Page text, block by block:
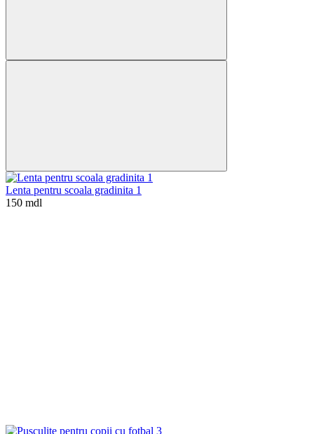
Lenta pentru scoala gradinita 1
150 mdl